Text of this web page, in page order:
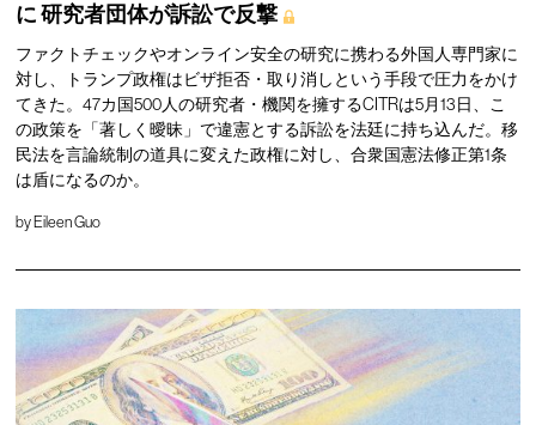
に研究者団体が訴訟で反撃
ファクトチェックやオンライン安全の研究に携わる外国人専門家に
対し、トランプ政権はビザ拒否・取り消しという手段で圧力をかけ
てきた。47カ国500人の研究者・機関を擁するCITRは5月13日、こ
の政策を「著しく曖昧」で違憲とする訴訟を法廷に持ち込んだ。移
民法を言論統制の道具に変えた政権に対し、合衆国憲法修正第1条
は盾になるのか。
byEileen Guo